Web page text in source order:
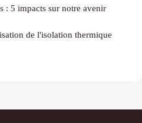
: 5 impacts sur notre avenir
de l'isolation thermique